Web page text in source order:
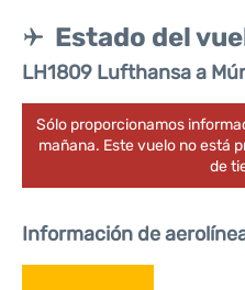
Estado del
LH1809 Lufthansa a
Sólo proporcionamos
mañana. Este vuelo no está
de
Información de